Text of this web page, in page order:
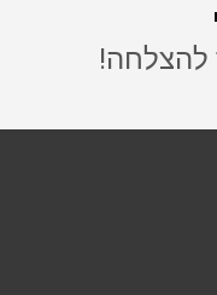
להצלחה!